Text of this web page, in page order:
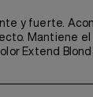
y fuerte.
Mantiene
Extend